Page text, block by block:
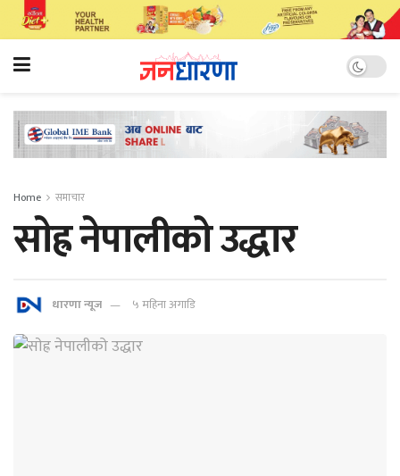
Home समाचार
साेह्र नेपालीको उद्धार
धारणा न्यूज ५ महिना अगाडि